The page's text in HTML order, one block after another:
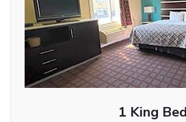
1 King Bed